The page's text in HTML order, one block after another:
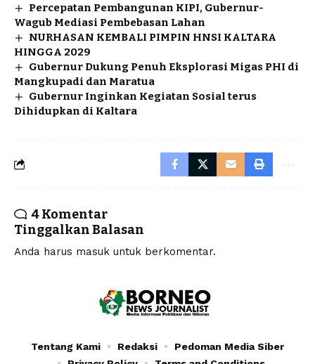
Percepatan Pembangunan KIPI, Gubernur-
Wagub Mediasi Pembebasan Lahan
NURHASAN KEMBALI PIMPIN HNSI KALTARA
HINGGA 2029
Gubernur Dukung Penuh Eksplorasi Migas PHI di
Mangkupadi dan Maratua
Gubernur Inginkan Kegiatan Sosial terus
Dihidupkan di Kaltara
4 Komentar
Tinggalkan Balasan
Anda harus masuk untuk berkomentar.
Tentang Kami Redaksi
Pedoman Media Siber